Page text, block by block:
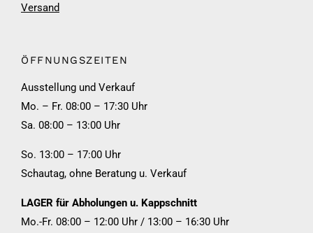
Versand
ÖFFNUNGSZEITEN
Ausstellung und Verkauf
Mo. – Fr. 08:00 – 17:30 Uhr
Sa. 08:00 – 13:00 Uhr
So. 13:00 – 17:00 Uhr
Schautag, ohne Beratung u. Verkauf
LAGER für Abholungen u. Kappschnitt
Mo.-Fr. 08:00 – 12:00 Uhr / 13:00 – 16:30 Uhr